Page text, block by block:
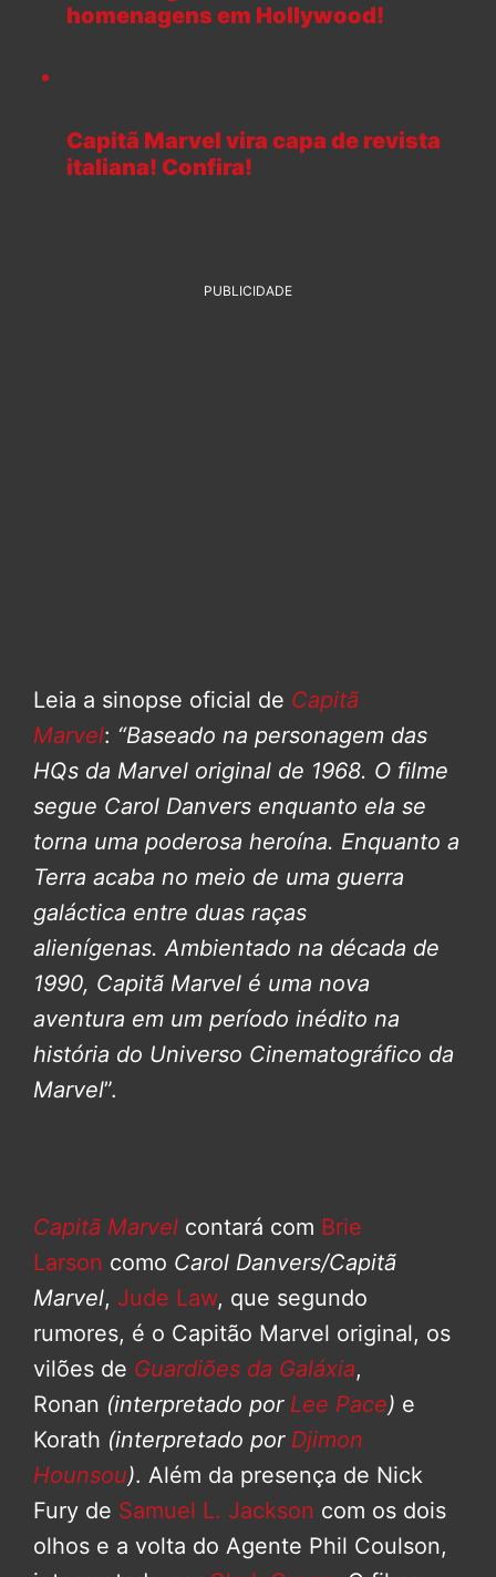
homenagens em Hollywood!
Capitã Marvel vira capa de revista
italiana! Confira!
PUBLICIDADE
Leia a sinopse oficial de Capitã
Marvel: “Baseado na personagem das
HQs da Marvel original de 1968. O filme
segue Carol Danvers enquanto ela se
torna uma poderosa heroína. Enquanto a
Terra acaba no meio de uma guerra
galáctica entre duas raças
alienígenas. Ambientado na década de
1990, Capitã Marvel é uma nova
aventura em um período inédito na
história do Universo Cinematográfico da
Marvel”.
Capitã Marvel contará com Brie
Larson como Carol Danvers/Capitã
Marvel, Jude Law, que segundo
rumores, é o Capitão Marvel original, os
vilões de Guardiões da Galáxia,
Ronan (interpretado por Lee Pace) e
Korath (interpretado por Djimon
Hounsou). Além da presença de Nick
Fury de Samuel L. Jackson com os dois
olhos e a volta do Agente Phil Coulson,